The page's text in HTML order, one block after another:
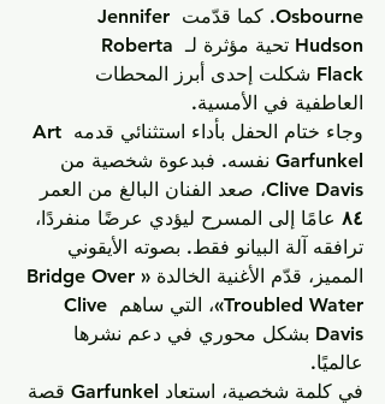
Osbourne. كما قدّمت Jennifer
Hudson تحية مؤثرة لـ Roberta
Flack شكلت إحدى أبرز المحطات
العاطفية في الأمسية.
وجاء ختام الحفل بأداء استثنائي قدمه Art
Garfunkel نفسه. فبدعوة شخصية من
Clive Davis، صعد الفنان البالغ من العمر
٨٤ عامًا إلى المسرح ليؤدي عرضًا منفردًا،
ترافقه آلة البيانو فقط. بصوته الأيقوني
المميز، قدّم الأغنية الخالدة
«Bridge Over
Troubled Water» ، التي ساهم Clive
Davis بشكل محوري في دعم نشرها
عالميًا.
في كلمة شخصية، استعاد Garfunkel قصة